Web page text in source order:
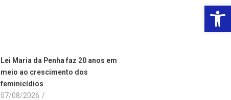
Lei Maria da Penha faz 20 anos em
meio ao crescimento dos
feminicídios
07/08/2026 /